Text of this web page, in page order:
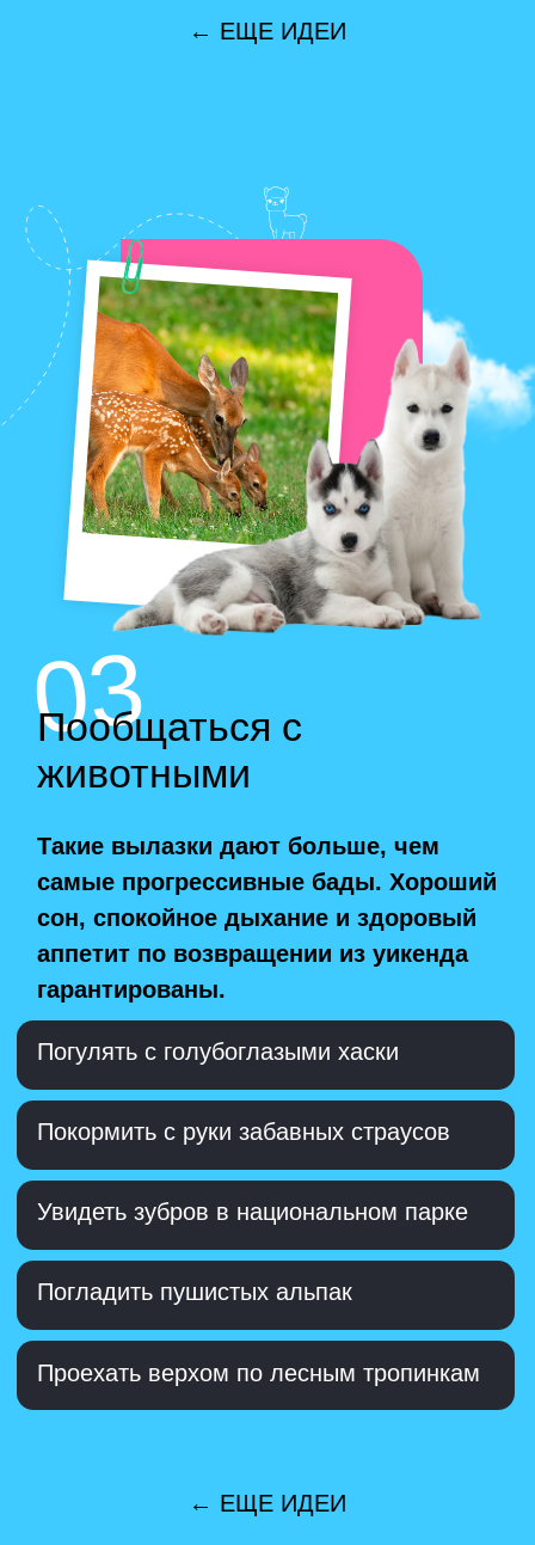
Найти речные приключения
← ЕЩЕ ИДЕИ
05
своими руками
Наполниться светом и вдохновением
помогут мастерские с творческими
людьми. Остальное – дело техники.
Открывайте новые грани своего
таланта и отправляйте фото
домашними.
Сделать бумагу из натурального волокна
стать ремесленником
Попробовать себя в золотодобыче
Суздали